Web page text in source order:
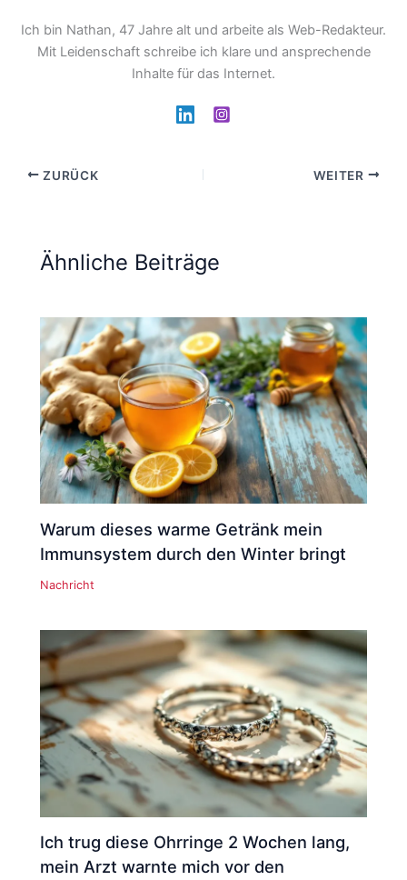
Ich bin Nathan, 47 Jahre alt und arbeite als Web-Redakteur.
Mit Leidenschaft schreibe ich klare und ansprechende
Inhalte für das Internet.
ZURÜCK WEITER
Ähnliche Beiträge
Warum dieses warme Getränk mein
Immunsystem durch den Winter bringt
Nachricht
Ich trug diese Ohrringe 2 Wochen lang,
mein Arzt warnte mich vor den